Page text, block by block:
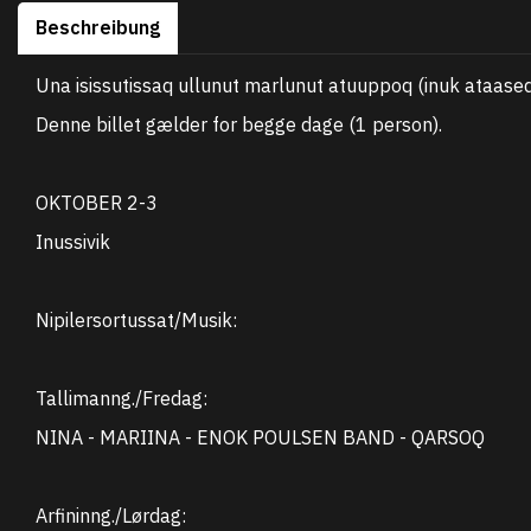
Beschreibung
Una isissutissaq ullunut marlunut atuuppoq (inuk
Denne billet gælder for begge dage (1 person).
OKTOBER 2-3
Inussivik
Nipilersortussat/Musik:
Tallimanng./Fredag:
NINA - MARIINA - ENOK POULSEN BAND - QARSOQ
Arfininng./Lørdag: